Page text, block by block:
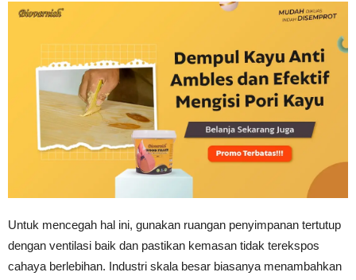
Untuk mencegah hal ini, gunakan ruangan penyimpanan tertutup
dengan ventilasi baik dan pastikan kemasan tidak terekspos
cahaya berlebihan. Industri skala besar biasanya menambahkan